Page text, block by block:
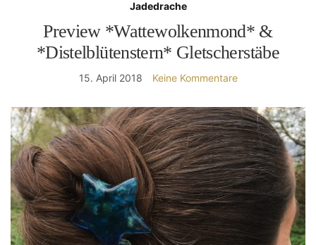
Jadedrache
Preview *Wattewolkenmond* &
*Distelblütenstern* Gletscherstäbe
15. April 2018 Keine Kommentare